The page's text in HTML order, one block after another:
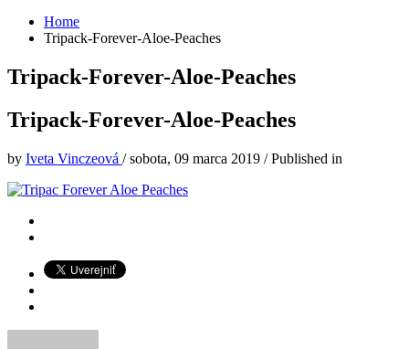
Home
Tripack-Forever-Aloe-Peaches
Tripack-Forever-Aloe-Peaches
Tripack-Forever-Aloe-Peaches
by Iveta Vinczeová /sobota, 09 marca 2019 /Published in